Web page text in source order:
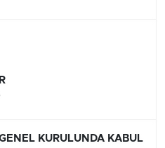
KURULUNDA KABUL